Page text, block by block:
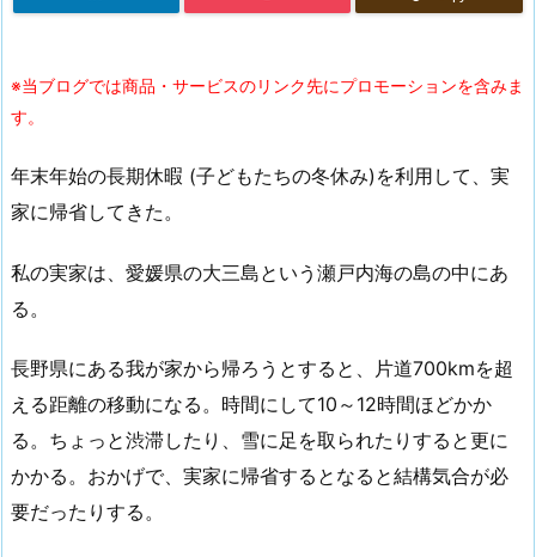
※当ブログでは商品・サービスのリンク先にプロモーションを含みま
す。
年末年始の長期休暇 (子どもたちの冬休み)を利用して、実
家に帰省してきた。
私の実家は、愛媛県の大三島という瀬戸内海の島の中にあ
る。
長野県にある我が家から帰ろうとすると、片道700kmを超
える距離の移動になる。時間にして10～12時間ほどかか
る。ちょっと渋滞したり、雪に足を取られたりすると更に
かかる。おかげで、実家に帰省するとなると結構気合が必
要だったりする。